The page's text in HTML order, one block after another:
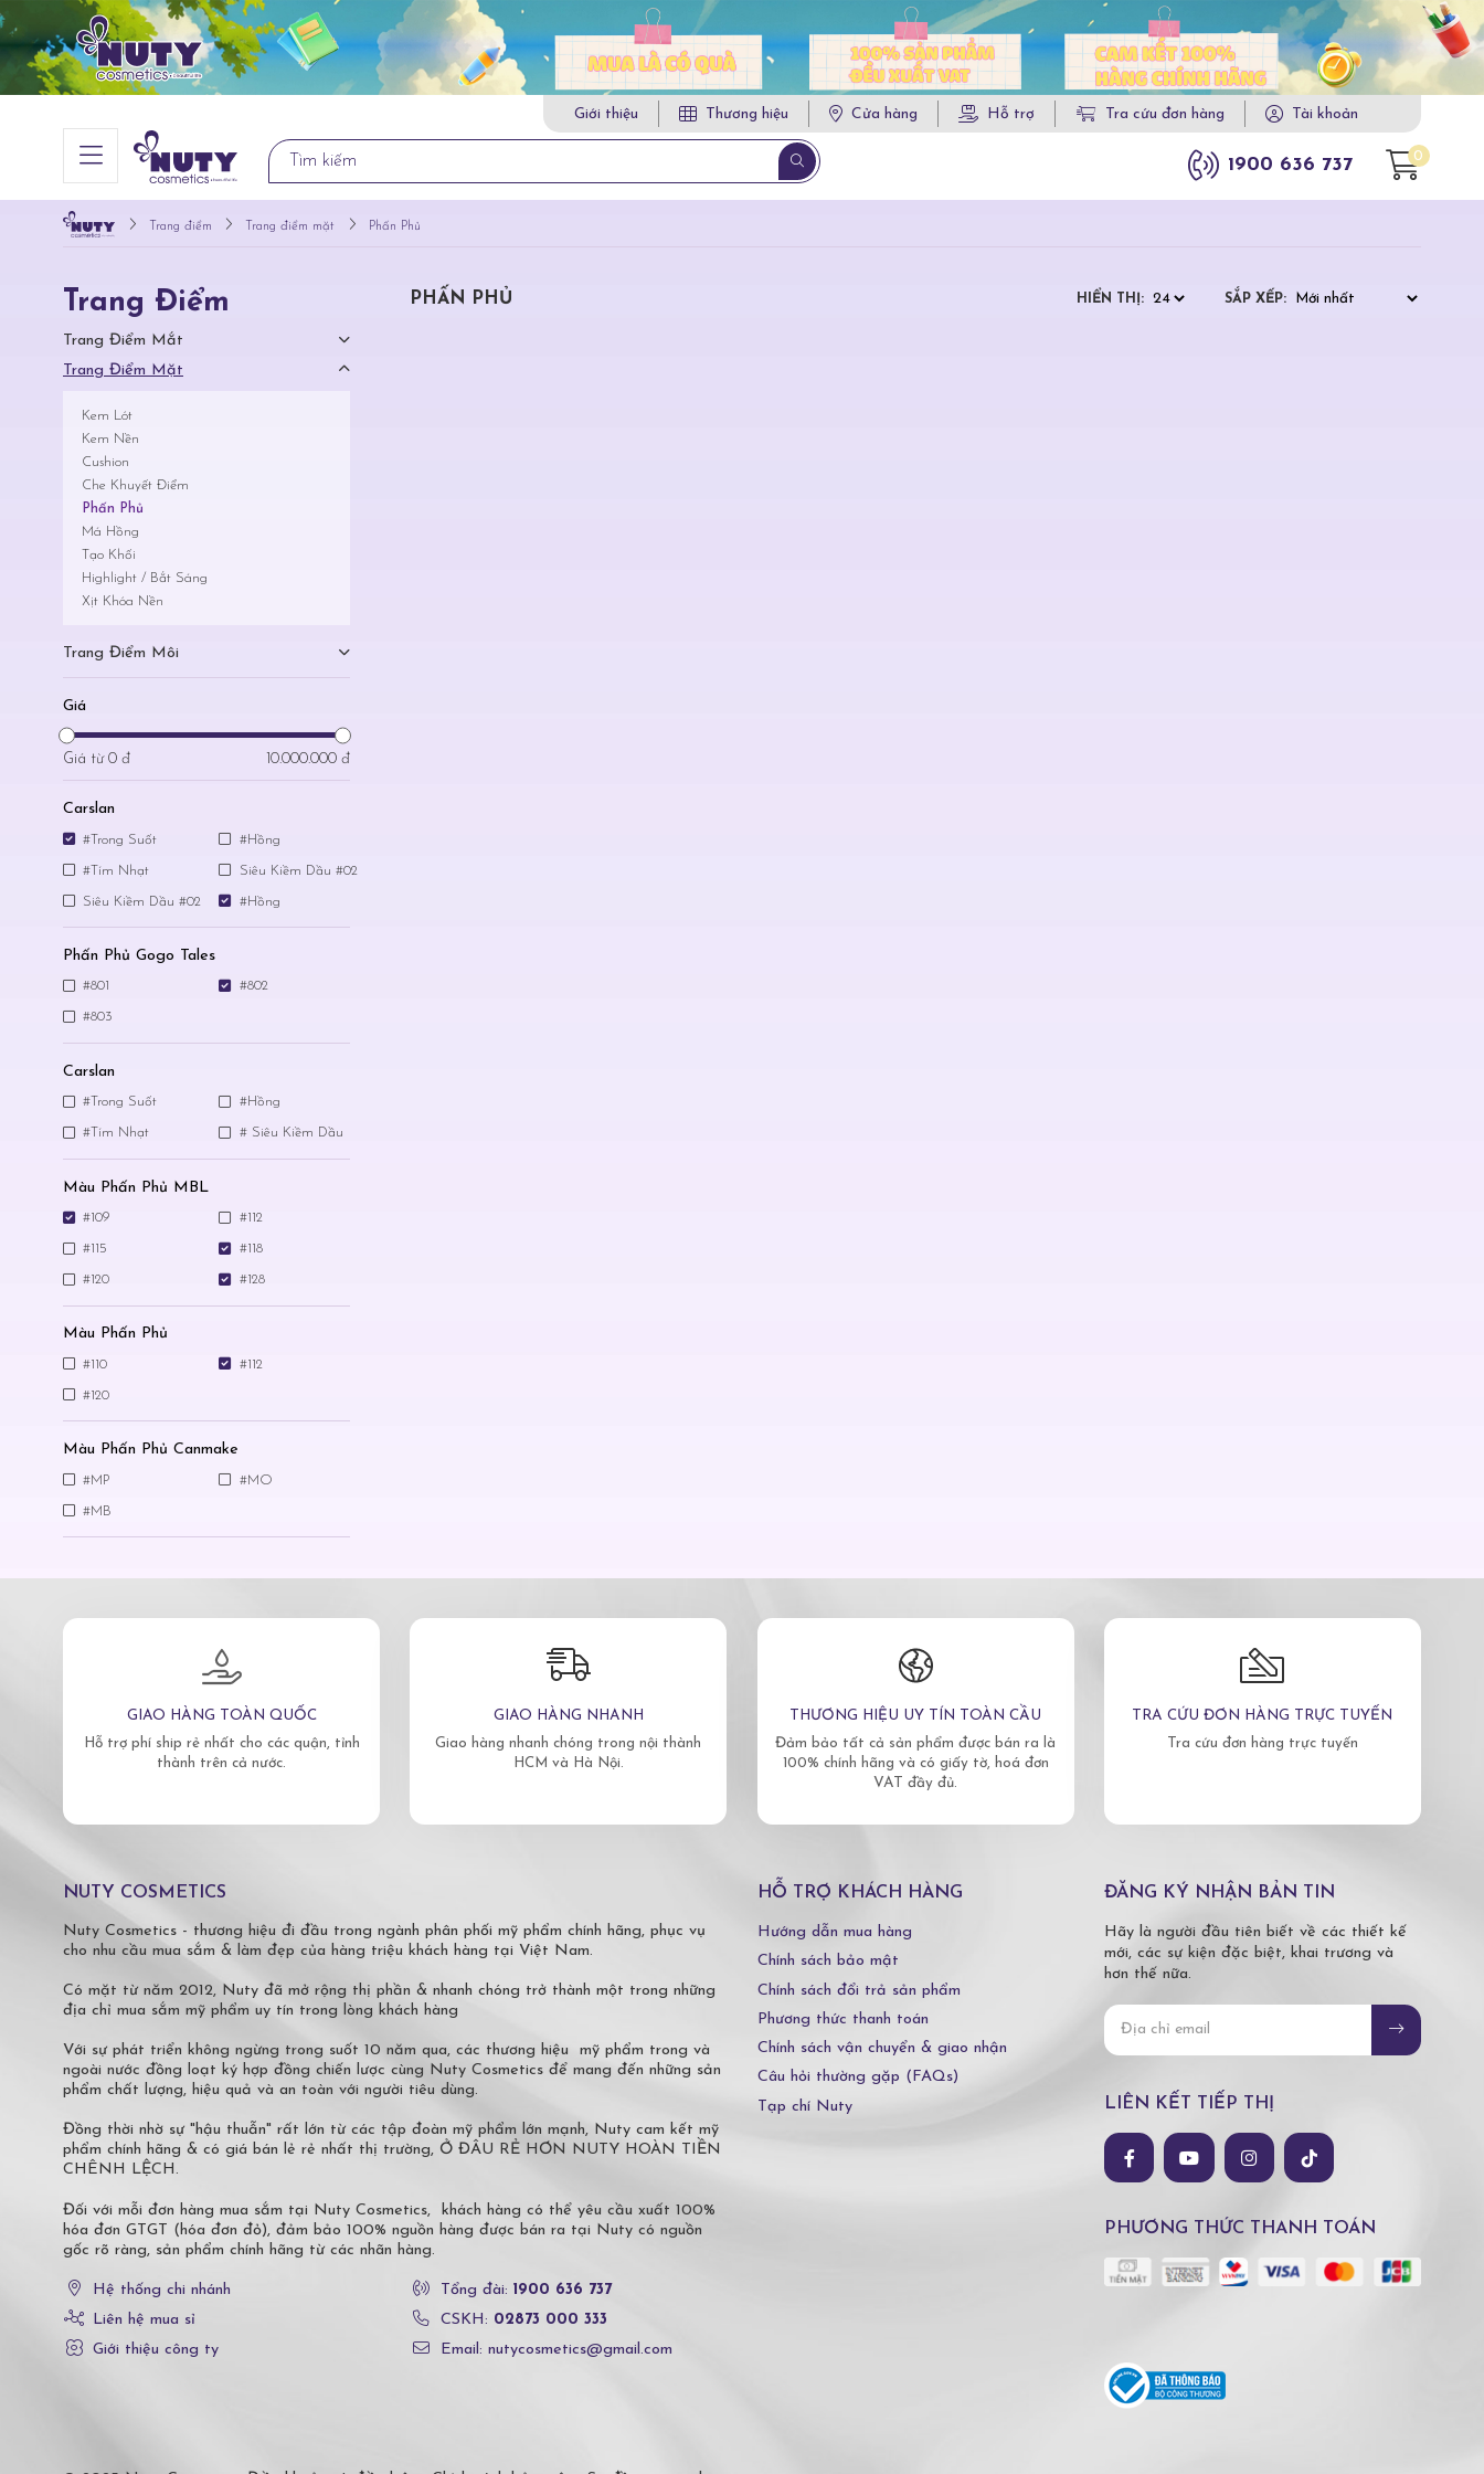
Giới thiệu Thương hiệu Cửa hàng Hỗ trợ Tra cứu đơn hàng Tài khoản
1900 636 737 0
Trang điểm Trang điểm mặt Phấn Phủ
Trang Điểm
Trang Điểm Mắt
Trang Điểm Mặt
Kem Lót
Kem Nền
Cushion
Che Khuyết Điểm
Phấn Phủ
Má Hồng
Tạo Khối
Highlight / Bắt Sáng
Xịt Khóa Nền
Trang Điểm Môi
Giá
Giá từ 0 đ 10.000.000 đ
Carslan
#Trong Suốt #Hồng
#Tím Nhạt Siêu Kiềm Dầu #02
Siêu Kiềm Dầu #02 #Hồng
Phấn Phủ Gogo Tales
#801 #802
#803
Carslan
#Trong Suốt #Hồng
#Tím Nhạt # Siêu Kiềm Dầu
Màu Phấn Phủ MBL
#109 #112
#115 #118
#120 #128
Màu Phấn Phủ
#110 #112
#120
Màu Phấn Phủ Canmake
#MP #MO
#MB
PHẤN PHỦ HIỂN THỊ: SẮP XẾP:
GIAO HÀNG TOÀN QUỐC
Hỗ trợ phí ship rẻ nhất cho các quận, tỉnh
thành trên cả nước.
GIAO HÀNG NHANH
Giao hàng nhanh chóng trong nội thành
HCM và Hà Nội.
THƯƠNG HIỆU UY TÍN TOÀN CẦU
Đảm bảo tất cả sản phẩm được bán ra là
100% chính hãng và có giấy tờ, hoá đơn
VAT đầy đủ.
TRA CỨU ĐƠN HÀNG TRỰC TUYẾN
Tra cứu đơn hàng trực tuyến
NUTY COSMETICS
Nuty Cosmetics - thương hiệu đi đầu trong ngành phân phối mỹ phẩm chính hãng, phục vụ
cho nhu cầu mua sắm & làm đẹp của hàng triệu khách hàng tại Việt Nam.
Có mặt từ năm 2012, Nuty đã mở rộng thị phần & nhanh chóng trở thành một trong những
địa chỉ mua sắm mỹ phẩm uy tín trong lòng khách hàng
Với sự phát triển không ngừng trong suốt 10 năm qua, các thương hiệu mỹ phẩm trong và
ngoài nước đồng loạt ký hợp đồng chiến lược cùng Nuty Cosmetics để mang đến những sản
phẩm chất lượng, hiệu quả và an toàn với người tiêu dùng.
Đồng thời nhờ sự "hậu thuẫn" rất lớn từ các tập đoàn mỹ phẩm lớn mạnh, Nuty cam kết mỹ
phẩm chính hãng & có giá bán lẻ rẻ nhất thị trường, Ở ĐÂU RẺ HƠN NUTY HOÀN TIỀN
CHÊNH LỆCH.
Đối với mỗi đơn hàng mua sắm tại Nuty Cosmetics, khách hàng có thể yêu cầu xuất 100%
hóa đơn GTGT (hóa đơn đỏ), đảm bảo 100% nguồn hàng được bán ra tại Nuty có nguồn
gốc rõ ràng, sản phẩm chính hãng từ các nhãn hàng.
Hệ thống chi nhánh
Liên hệ mua sỉ
Giới thiệu công ty
Tổng đài: 1900 636 737
CSKH: 02873 000 333
Email: nutycosmetics@gmail.com
HỖ TRỢ KHÁCH HÀNG
Hướng dẫn mua hàng
Chính sách bảo mật
Chính sách đổi trả sản phẩm
Phương thức thanh toán
Chính sách vận chuyển & giao nhận
Câu hỏi thường gặp (FAQs)
Tạp chí Nuty
ĐĂNG KÝ NHẬN BẢN TIN
Hãy là người đầu tiên biết về các thiết kế
mới, các sự kiện đặc biệt, khai trương và
hơn thế nữa.
LIÊN KẾT TIẾP THỊ
PHƯƠNG THỨC THANH TOÁN